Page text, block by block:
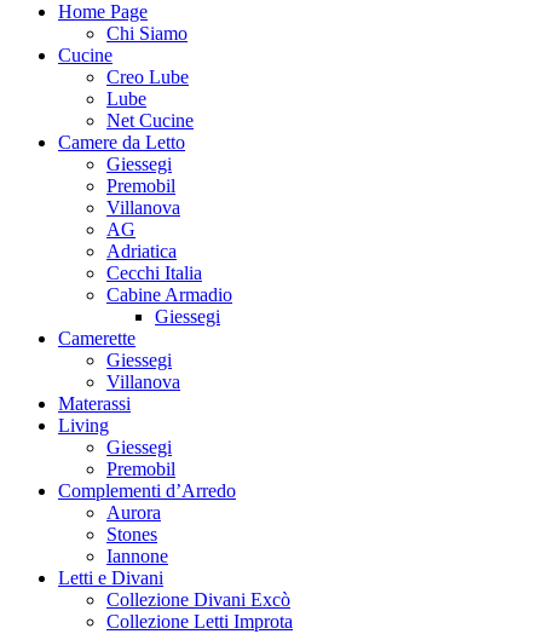
Home Page
Chi Siamo
Cucine
Creo Lube
Lube
Net Cucine
Camere da Letto
Giessegi
Premobil
Villanova
AG
Adriatica
Cecchi Italia
Cabine Armadio
Giessegi
Camerette
Giessegi
Villanova
Materassi
Living
Giessegi
Premobil
Complementi d’Arredo
Aurora
Stones
Iannone
Letti e Divani
Collezione Divani Excò
Collezione Letti Improta